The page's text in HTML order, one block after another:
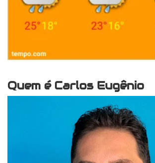
Quem é Carlos Eugênio